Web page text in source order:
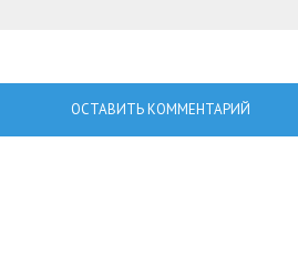
ОСТАВИТЬ КОММЕНТАРИЙ